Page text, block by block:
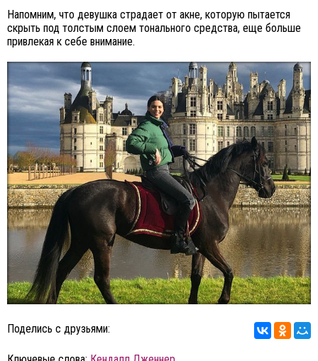
Напомним, что девушка страдает от акне, которую пытается
скрыть под толстым слоем тонального средства, еще больше
привлекая к себе внимание.
Поделись с друзьями: